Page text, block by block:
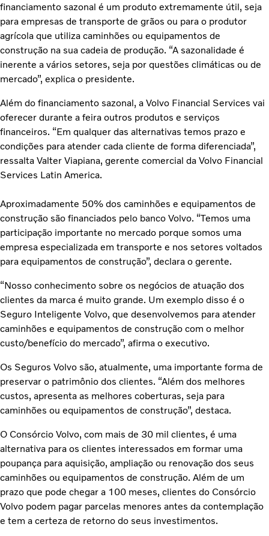
financiamento sazonal é um produto extremamente útil, seja
para empresas de transporte de grãos ou para o produtor
agrícola que utiliza caminhões ou equipamentos de
construção na sua cadeia de produção. “A sazonalidade é
inerente a vários setores, seja por questões climáticas ou de
mercado”, explica o presidente.
Além do financiamento sazonal, a Volvo Financial Services vai
oferecer durante a feira outros produtos e serviços
financeiros. “Em qualquer das alternativas temos prazo e
condições para atender cada cliente de forma diferenciada”,
ressalta Valter Viapiana, gerente comercial da Volvo Financial
Services Latin America.
Aproximadamente 50% dos caminhões e equipamentos de
construção são financiados pelo banco Volvo. “Temos uma
participação importante no mercado porque somos uma
empresa especializada em transporte e nos setores voltados
para equipamentos de construção”, declara o gerente.
“Nosso conhecimento sobre os negócios de atuação dos
clientes da marca é muito grande. Um exemplo disso é o
Seguro Inteligente Volvo, que desenvolvemos para atender
caminhões e equipamentos de construção com o melhor
custo/benefício do mercado”, afirma o executivo.
Os Seguros Volvo são, atualmente, uma importante forma de
preservar o patrimônio dos clientes. “Além dos melhores
custos, apresenta as melhores coberturas, seja para
caminhões ou equipamentos de construção”, destaca.
O Consórcio Volvo, com mais de 30 mil clientes, é uma
alternativa para os clientes interessados em formar uma
poupança para aquisição, ampliação ou renovação dos seus
caminhões ou equipamentos de construção. Além de um
prazo que pode chegar a 100 meses, clientes do Consórcio
Volvo podem pagar parcelas menores antes da contemplação
e tem a certeza de retorno do seus investimentos.